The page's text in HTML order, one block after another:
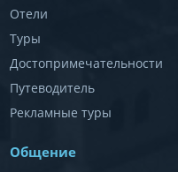
Отели
Туры
Достопримечательности
Путеводитель
Рекламные туры
Общение